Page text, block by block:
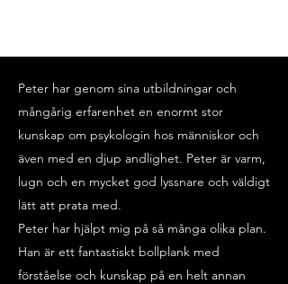
Peter har genom sina utbildningar och
mångårig erfarenhet en enormt stor
kunskap om psykologin hos människor och
även med en djup andlighet. Peter är varm,
lugn och en mycket god lyssnare och väldigt
lätt att prata med.
Peter har hjälpt mig på så många olika plan.
Han är ett fantastiskt bollplank med
förståelse och kunskap på en helt annan